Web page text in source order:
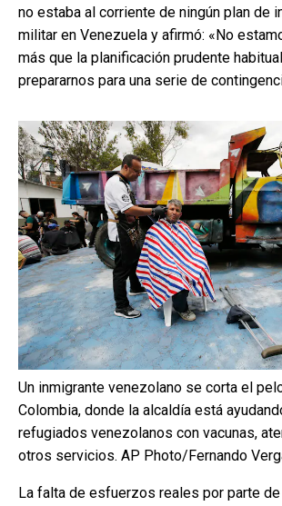
no estaba al corriente de ningún plan de
militar en Venezuela y afirmó: «No
más que la planificación prudente
prepararnos para una serie de
Un inmigrante venezolano se corta el
Colombia, donde la alcaldía está
refugiados venezolanos con vacunas,
otros servicios. AP Photo/Fernando
La falta de esfuerzos reales por parte